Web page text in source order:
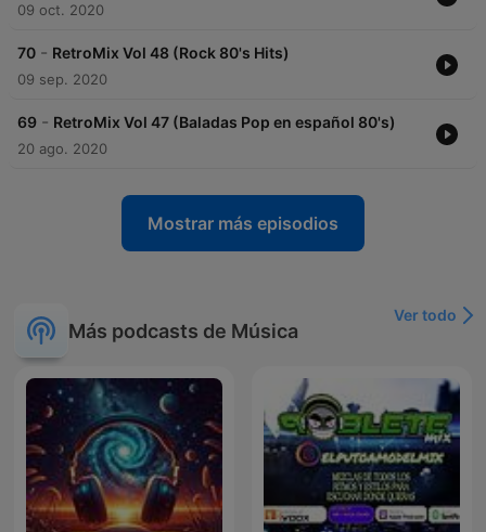
09 oct. 2020
70 - RetroMix Vol 48 (Rock 80's Hits)
09 sep. 2020
69 - RetroMix Vol 47 (Baladas Pop en español 80's)
20 ago. 2020
Mostrar más episodios
Más podcasts de Música
Ver todo